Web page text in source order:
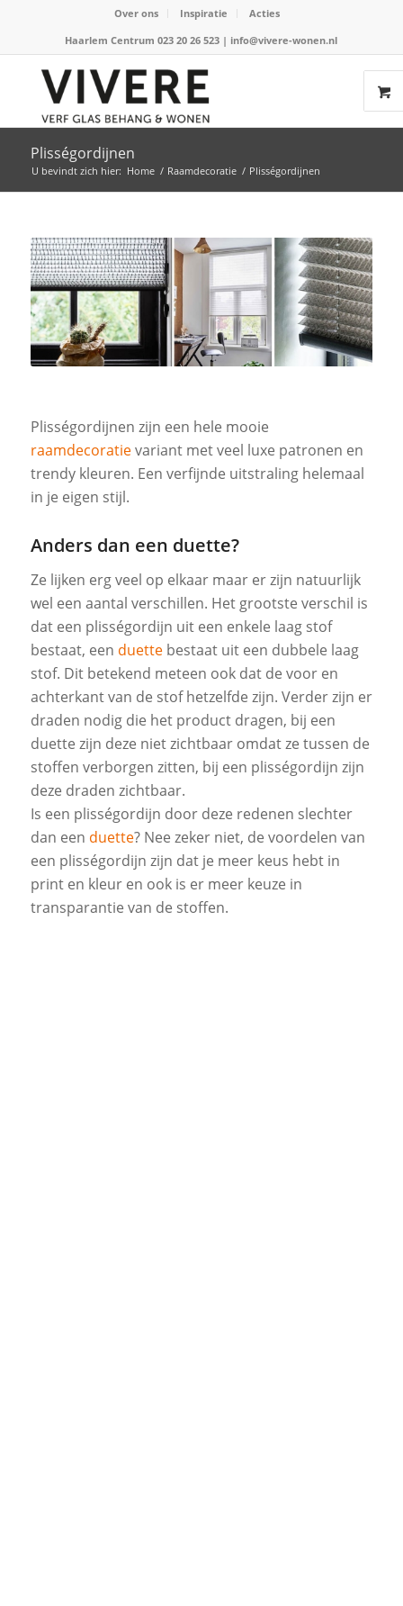
Over ons Inspiratie
Acties
Haarlem Centrum 023 20 26 523 | info@vivere-wonen.nl
Plisségordijnen
U bevindt zich hier: Home / Raamdecoratie / Plisségordijnen
Plisségordijnen zijn een hele mooie
raamdecoratievariant met veel luxe patronen en
trendy kleuren. Een verfijnde uitstraling helemaal
in je eigen stijl.
Anders dan een duette?
Ze lijken erg veel op elkaar maar er zijn natuurlijk
wel een aantal verschillen. Het grootste verschil is
dat een plisségordijn uit een enkele laag stof
bestaat, een duettebestaat uit een dubbele laag
stof. Dit betekend meteen ook dat de voor en
achterkant van de stof hetzelfde zijn. Verder zijn er
draden nodig die het product dragen, bij een
duette zijn deze niet zichtbaar omdat ze tussen de
stoffen verborgen zitten, bij een plisségordijn zijn
deze draden zichtbaar.
Is een plisségordijn door deze redenen slechter
dan een duette? Nee zeker niet, de voordelen van
een plisségordijn zijn dat je meer keus hebt in
print en kleur en ook is er meer keuze in
transparantie van de stoffen.